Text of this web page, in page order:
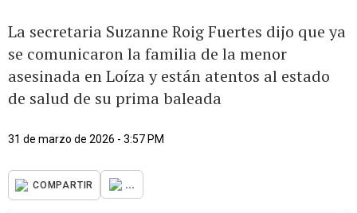
La secretaria Suzanne Roig Fuertes dijo que ya
se comunicaron la familia de la menor
asesinada en Loíza y están atentos al estado
de salud de su prima baleada
31 de marzo de 2026 - 3:57 PM
COMPARTIR ...